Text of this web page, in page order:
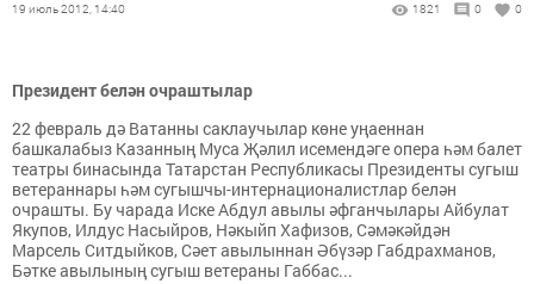
19 июль 2012, 14:40 1821 0 0
Президент белән очраштылар
22 февраль дә Ватанны саклаучылар көне уңаеннан
башкалабыз Казанның Муса Җәлил исемендәге опера һәм балет
театры бинасында Татарстан Республикасы Президенты сугыш
ветераннары һәм сугышчы-интернационалистлар белән
очрашты. Бу чарада Иске Абдул авылы әфганчылары Айбулат
Якупов, Илдус Насыйров, Нәкыйп Хафизов, Сәмәкәйдән
Марсель Ситдыйков, Сәет авылыннан Әбүзәр Габдрахманов,
Бәтке авылының сугыш ветераны Габбас...